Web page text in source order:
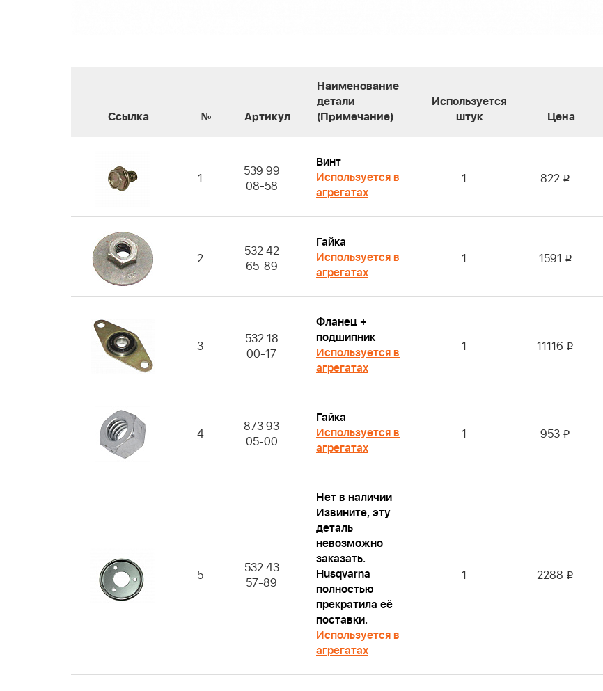
Ссылка № Артикул
Наименование
детали
(Примечание)
Используется
штук
Цена
1
539 99
08-58
Винт
Используется в
агрегатах
1 822 i
2
532 42
65-89
Гайка
Используется в
агрегатах
1 1591 i
3
532 18
00-17
Фланец +
подшипник
Используется в
агрегатах
1 11116 i
4
873 93
05-00
Гайка
Используется в
агрегатах
1 953 i
5
532 43
57-89
Нет в наличии
Извините, эту
деталь
невозможно
заказать.
Husqvarna
полностью
прекратила её
поставки.
Используется в
агрегатах
1 2288 i